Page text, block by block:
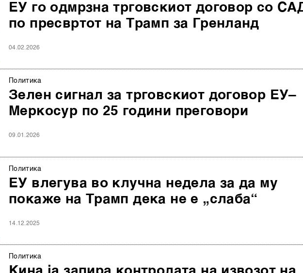
ЕУ го одмрзна трговскиот договор со
по пресвртот на Трамп за Гренланд
04.02.2026
Политика
Зелен сигнал за трговскиот договор ЕУ–
Меркосур по 25 години преговори
09.01.2026
Политика
ЕУ влегува во клучна недела за да му
покаже на Трамп дека не е „слаба“
14.12.2025
Политика